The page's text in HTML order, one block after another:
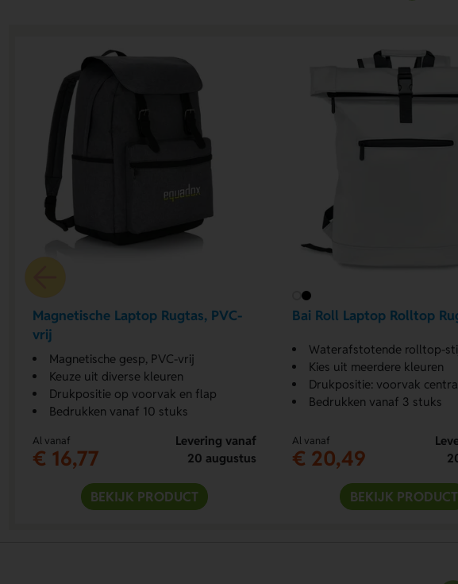
Magnetische Laptop Rugtas, PVC-
vrij
Magnetische gesp, PVC-vrij
Keuze uit diverse kleuren
Drukpositie op voorvak en flap
Bedrukken vanaf 10 stuks
Al vanaf
€ 16,77
Levering vanaf
20 augustus
BEKIJK PRODUCT
Bai Roll Laptop Rolltop
Waterafstotende rolltop-
Kies uit meerdere kleuren
Drukpositie: voorvak
Bedrukken vanaf 3 stuks
Al vanaf
€ 20,49
BEKIJK PRODUCT